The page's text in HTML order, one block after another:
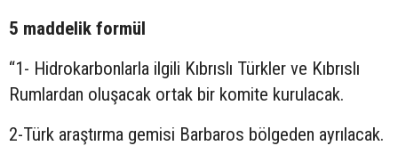
5 maddelik formül
“1- Hidrokarbonlarla ilgili Kıbrıslı Türkler ve Kıbrıslı
Rumlardan oluşacak ortak bir komite kurulacak.
2-Türk araştırma gemisi Barbaros bölgeden ayrılacak.